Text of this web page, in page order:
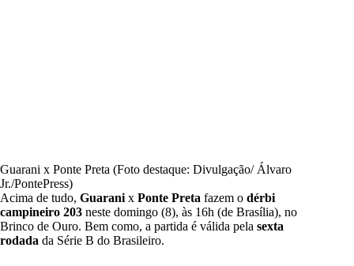
Guarani x Ponte Preta (Foto destaque: Divulgação/ Álvaro
Jr./PontePress)
Acima de tudo, Guarani x Ponte Preta fazem o dérbi
campineiro 203 neste domingo (8), às 16h (de Brasília), no
Brinco de Ouro. Bem como, a partida é válida pela sexta
rodada da Série B do Brasileiro.